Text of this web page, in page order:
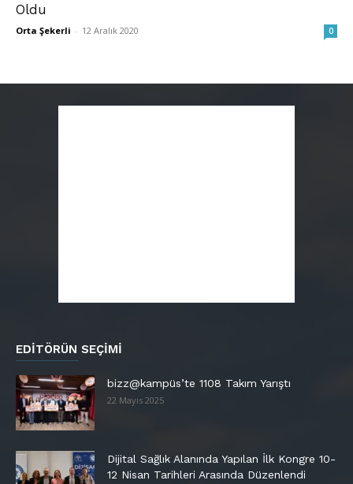
Oldu
Orta Şekerli - 12 Aralık 2020 0
EDITÖRÜN SEÇIMI
bizz@kampüs’te 1108 Takım Yarıştı
22 Mayıs 2025
Dijital Sağlık Alanında Yapılan İlk Kongre 10-
12 Nisan Tarihleri Arasında Düzenlendi